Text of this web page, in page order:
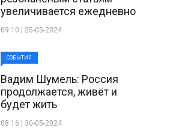
увеличивается ежедневно
09:10 | 25-05-2024
СОБЫТИЯ
Вадим Шумель: Россия
продолжается, живёт и
будет жить
08:16 | 30-05-2024